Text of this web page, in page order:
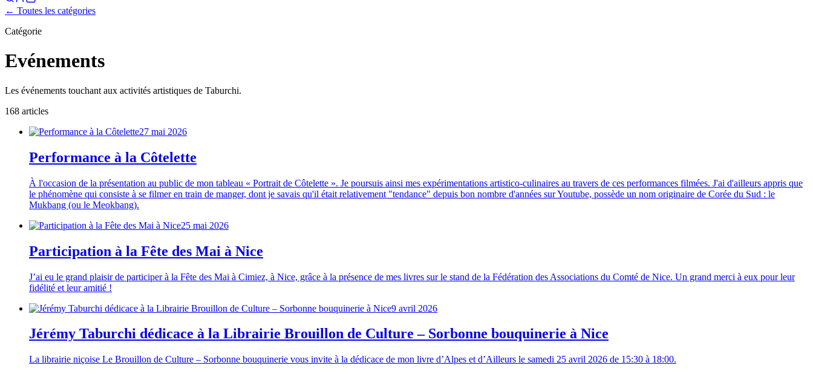
← Toutes les catégories
Catégorie
Evénements
Les événements touchant aux activités artistiques de Taburchi.
168 articles
27 mai 2026
Performance à la Côtelette
À l'occasion de la présentation au public de mon tableau « Portrait de Côtelette ». Je poursuis ainsi mes expérimentations artistico-culinaires au travers de ces performances filmées. J'ai d'ailleurs appris que
le phénomène qui consiste à se filmer en train de manger, dont je savais qu'il était relativement "tendance" depuis bon nombre d'années sur Youtube, possède un nom originaire de Corée du Sud : le
Mukbang (ou le Meokbang).
25 mai 2026
Participation à la Fête des Mai à Nice
J’ai eu le grand plaisir de participer à la Fête des Mai à Cimiez, à Nice, grâce à la présence de mes livres sur le stand de la Fédération des Associations du Comté de Nice. Un grand merci à eux pour leur
fidélité et leur amitié !
9 avril 2026
Jérémy Taburchi dédicace à la Librairie Brouillon de Culture – Sorbonne bouquinerie à Nice
La librairie niçoise Le Brouillon de Culture – Sorbonne bouquinerie vous invite à la dédicace de mon livre d’Alpes et d’Ailleurs le samedi 25 avril 2026 de 15:30 à 18:00.